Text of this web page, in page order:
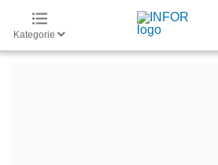
Kategorie